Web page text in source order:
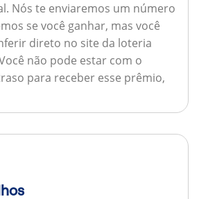
Nós te enviaremos um número
se você ganhar, mas você
direto no site da loteria
não pode estar com o
para receber esse prêmio,